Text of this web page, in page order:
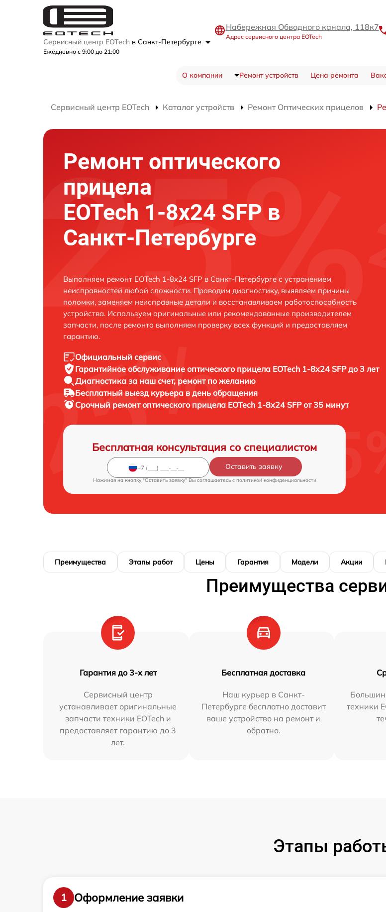
Сервисный центр EOTech в Санкт-Петербурге
Ежедневно с 9:00 до 21:00
Набережная Обводного канала, 118к7
Адрес сервисного центра EOTech
О компании Ремонт устройств Цена ремонта
Сервисный центр EOTech Каталог устройств Ремонт Оптических прицелов
Ремонт оптического
прицела
EOTech 1-8x24 SFP в
Санкт-Петербурге
Выполняем ремонт EOTech 1-8x24 SFP в Санкт-Петербурге с устранением
неисправностей любой сложности. Проводим диагностику, выявляем причины
поломки, заменяем неисправные детали и восстанавливаем работоспособность
устройства. Используем оригинальные или рекомендованные производителем
запчасти, после ремонта выполняем проверку всех функций и предоставляем
гарантию.
Официальный сервис
Гарантийное обслуживание оптического прицела EOTech 1-8x24 SFP до 3 лет
Диагностика за наш счет, ремонт по желанию
Бесплатный выезд курьера в день обращения
Срочный ремонтоптического прицела EOTech 1-8x24 SFP от 35 минут
Бесплатная консультация со специалистом
Оставить заявку
Нажимая на кнопку "Оставить заявку" Вы соглашаетесь c политикой конфиденциальности
Преимущества Этапы работ Цены Гарантия Модели Акции
Преимущества
Гарантия до 3-х лет
Сервисный центр
устанавливает оригинальные
запчасти техники EOTech и
предоставляет гарантию до 3
лет.
Бесплатная доставка
Наш курьер в Санкт-
Петербурге бесплатно доставит
ваше устройство на ремонт и
обратно.
техники
Этапы
1
Оформление заявки